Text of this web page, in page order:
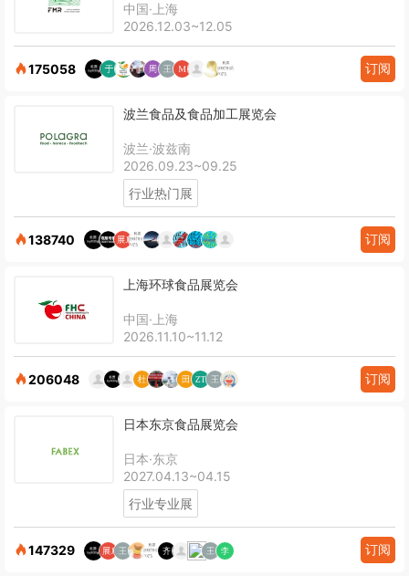
中国·上海
2026.12.03~12.05
175058 订阅
波兰食品及食品加工展览会
波兰·波兹南
2026.09.23~09.25
行业热门展
138740 订阅
上海环球食品展览会
中国·上海
2026.11.10~11.12
206048 订阅
日本东京食品展览会
日本·东京
2027.04.13~04.15
行业专业展
147329 订阅